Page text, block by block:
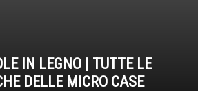
IN LEGNO | TUTTE LE
DELLE MICRO CASE